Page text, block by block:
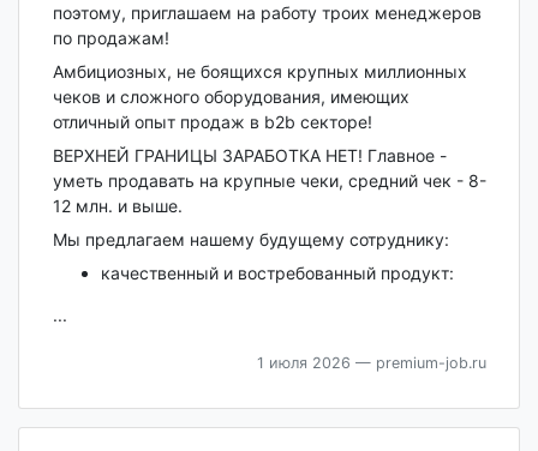
поэтому, приглашаем на работу троих менеджеров
по продажам!
Амбициозных, не боящихся крупных миллионных
чеков и сложного оборудования, имеющих
отличный опыт продаж в b2b секторе!
ВЕРХНЕЙ ГРАНИЦЫ ЗАРАБОТКА НЕТ! Главное -
уметь продавать на крупные чеки, средний чек - 8-
12 млн. и выше.
Мы предлагаем нашему будущему сотруднику:
качественный и востребованный продукт:
...
1 июля 2026 — premium-job.ru